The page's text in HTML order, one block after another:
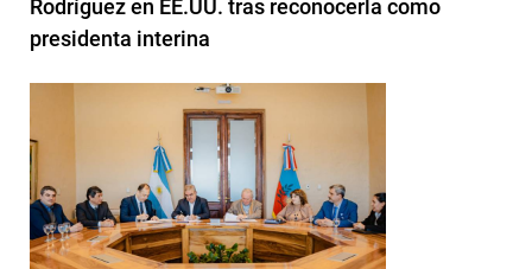
Rodríguez en EE.UU. tras reconocerla como
presidenta interina